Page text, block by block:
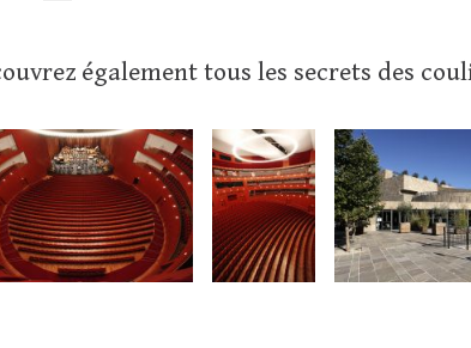
également tous les secrets des